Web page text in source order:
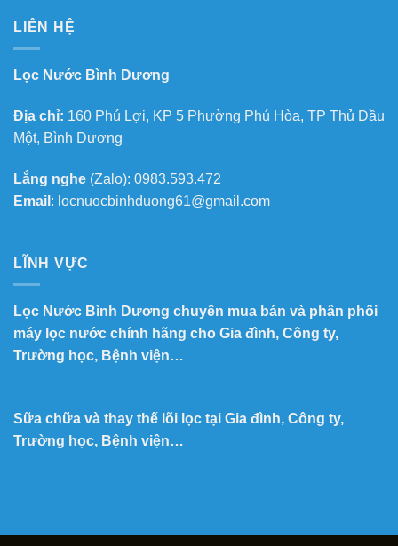
LIÊN HỆ
Lọc Nước Bình Dương
Địa chỉ: 160 Phú Lợi, KP 5 Phường Phú Hòa, TP Thủ Dầu
Một, Bình Dương
Lắng nghe (Zalo): 0983.593.472
Email : locnuocbinhduong61@gmail.com
LĨNH VỰC
Lọc Nước Bình Dương chuyên mua bán và phân phối
máy lọc nước chính hãng cho Gia đình, Công ty,
Trường học, Bệnh viện…
Sữa chữa và thay thế lõi lọc tại Gia đình, Công ty,
Trường học, Bệnh viện…